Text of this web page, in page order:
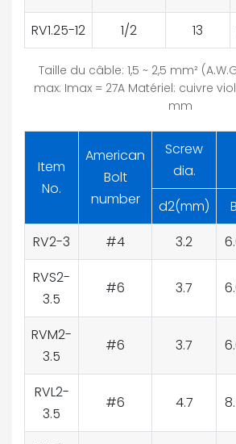
RV1.25-12
1/2 13
Taille du câble: 1,5 ~ 2,5 mm²
max: Imax = 27A Matériel: cuivre
mm
Item
No.
American
Bolt
number
Screw
dia.
d2(mm) B
RV2-3
#4 3.2
RVS2-
3.5
#6 3.7
RVM2-
3.5
#6 3.7
RVL2-
3.5
#6 4.7